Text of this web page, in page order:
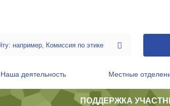
Наша деятельность Местные
ПОДДЕРЖКА